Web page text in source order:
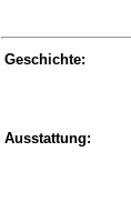
Geschichte:
Ausstattung: